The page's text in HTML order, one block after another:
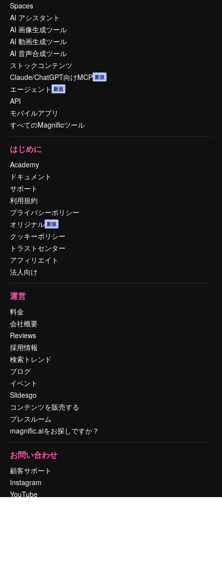
Spaces
AI アシスタント
AI 画像生成ツール
AI 動画生成ツール
AI 音声合成ツール
ストックコンテンツ
Claude/ChatGPT向けMCP 新規
エージェント 新規
API
モバイルアプリ
すべてのMagnificツール
はじめに
Academy
ドキュメント
サポート
利用規約
プライバシーポリシー
オリジナル 新規
クッキーポリシー
トラストセンター
アフィリエイト
法人向け
運営
料金
会社概要
Reviews
採用情報
検索トレンド
ブログ
イベント
Slidesgo
コンテンツを販売する
プレスルーム
magnific.aiをお探しですか？
お問い合わせ
顧客サポート
Instagram
YouTube